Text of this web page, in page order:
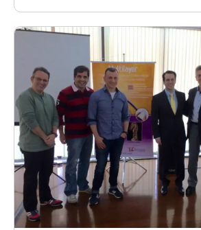
SBACV (Sociedade Brasileira
de Cirurgia Vascular) Bahia.